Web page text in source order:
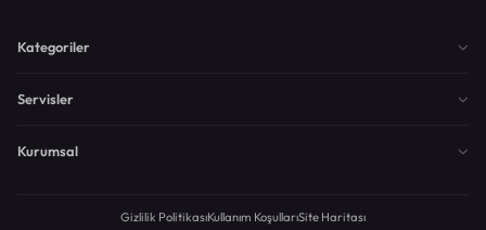
Kategoriler
Servisler
Kurumsal
Gizlilik PolitikasıKullanım KoşullarıSite Haritası